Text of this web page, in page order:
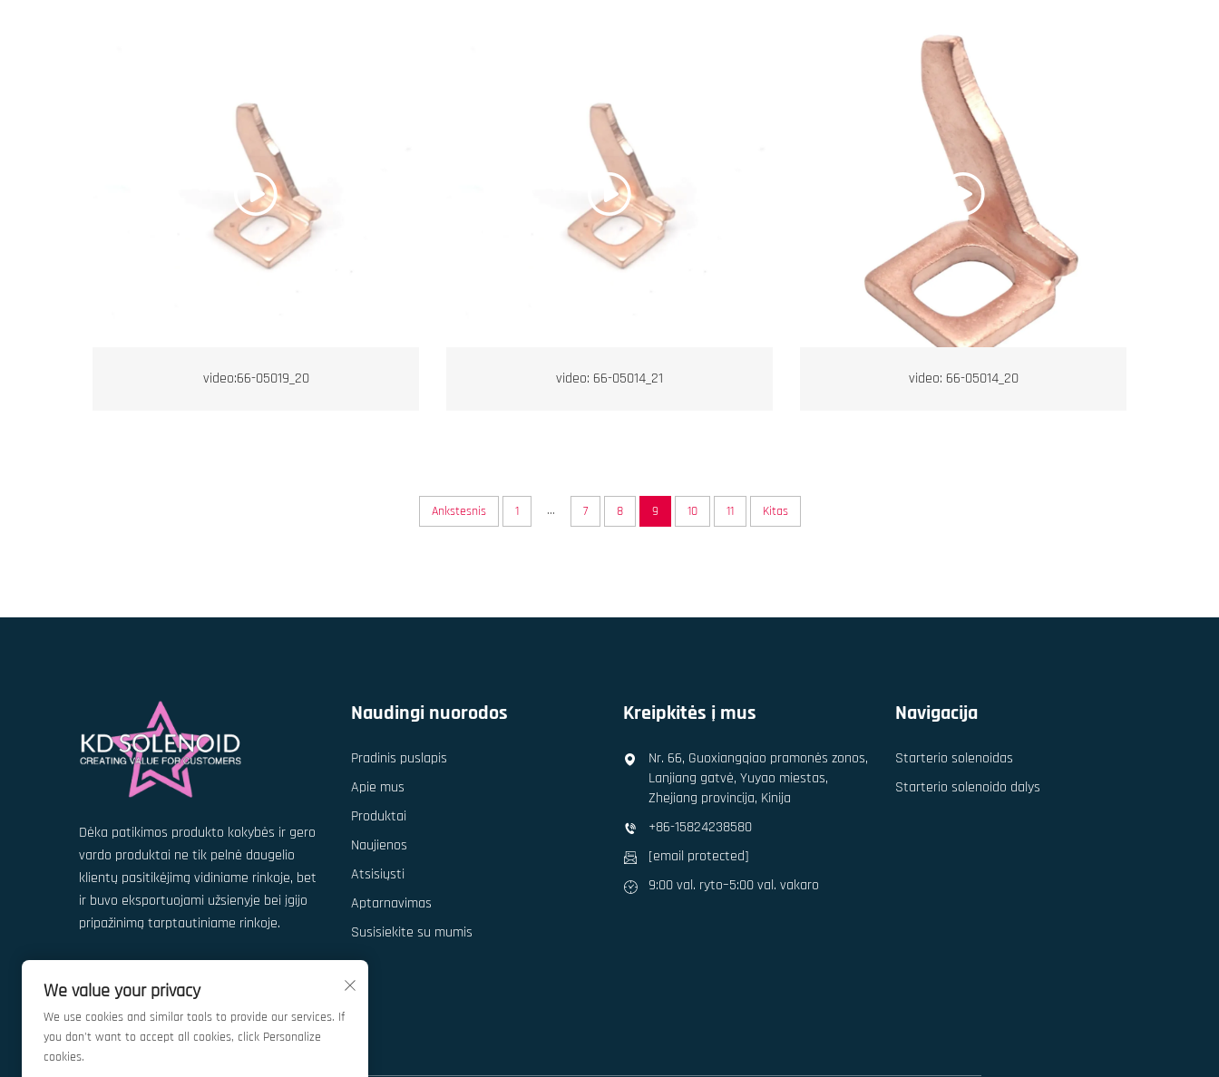
video:66-05019_20 video: 66-05014_21 video: 66-05014_20
Ankstesnis 1 ... 7 8 9 10 11 Kitas
Dėka patikimos produkto kokybės ir gero
vardo produktai ne tik pelnė daugelio
klientų pasitikėjimą vidiniame rinkoje, bet
ir buvo eksportuojami užsienyje bei įgijo
pripažinimą tarptautiniame rinkoje.
Naudingi nuorodos
Pradinis puslapis
Apie mus
Produktai
Naujienos
Atsisiųsti
Aptarnavimas
Susisiekite su mumis
Kreipkitės į mus
Nr. 66, Guoxiangqiao pramonės zonos,
Lanjiang gatvė, Yuyao miestas,
Zhejiang provincija, Kinija
+86-15824238580
[email protected]
9:00 val. ryto–5:00 val. vakaro
Navigacija
Starterio solenoidas
Starterio solenoido dalys
We value your privacy
We use cookies and similar tools to provide our services. If
you don't want to accept all cookies, click Personalize
cookies.